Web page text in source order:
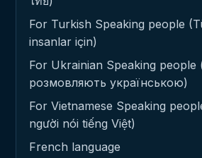
For Turkish Speaking people
insanlar için)
For Ukrainian Speaking people
розмовляють українською)
For Vietnamese Speaking
người nói tiếng Việt)
French language